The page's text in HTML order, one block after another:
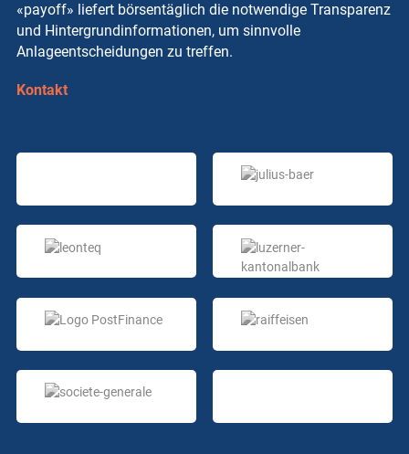
«payoff» liefert börsentäglich die notwendige Transparenz
und Hintergrundinformationen, um sinnvolle
Anlageentscheidungen zu treffen.
Kontakt